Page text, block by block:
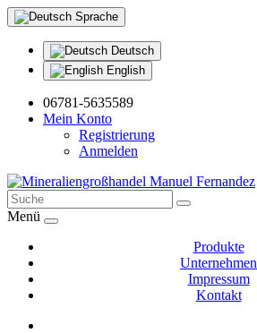
Sprache
Deutsch
English
06781-5635589
Mein Konto
Registrierung
Anmelden
Menü
Produkte
Unternehmen
Impressum
Kontakt